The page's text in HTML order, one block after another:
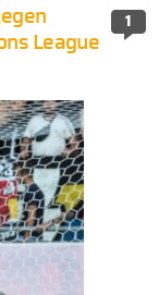
1
League